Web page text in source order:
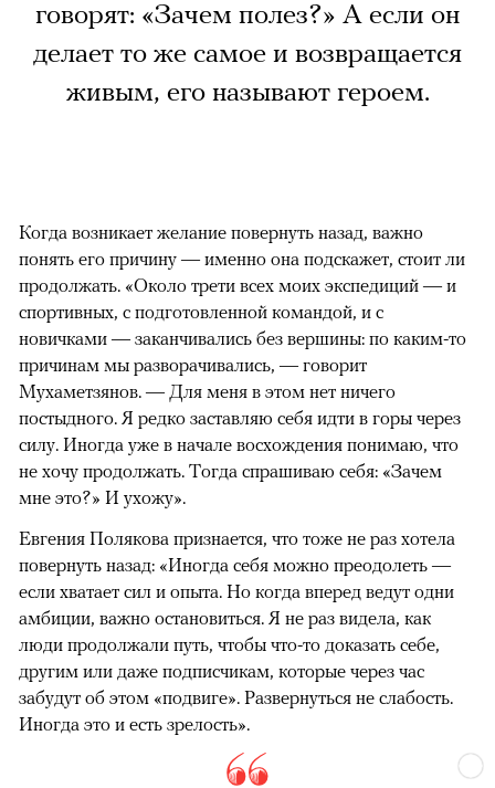
говорят: «Зачем полез?» А если он
делает то же самое и возвращается
живым, его называют героем.
Когда возникает желание повернуть назад, важно
понять его причину — именно она подскажет, стоит ли
продолжать. «Около трети всех моих экспедиций — и
спортивных, с подготовленной командой, и с
новичками — заканчивались без вершины: по каким-то
причинам мы разворачивались, — говорит
Мухаметзянов. — Для меня в этом нет ничего
постыдного. Я редко заставляю себя идти в горы через
силу. Иногда уже в начале восхождения понимаю, что
не хочу продолжать. Тогда спрашиваю себя: «Зачем
мне это?» И ухожу».
Евгения Полякова признается, что тоже не раз хотела
повернуть назад: «Иногда себя можно преодолеть —
если хватает сил и опыта. Но когда вперед ведут одни
амбиции, важно остановиться. Я не раз видела, как
люди продолжали путь, чтобы что-то доказать себе,
другим или даже подписчикам, которые через час
забудут об этом «подвиге». Развернуться не слабость.
Иногда это и есть зрелость».